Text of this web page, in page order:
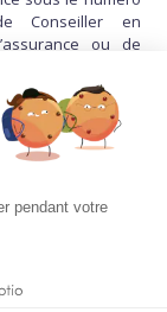
Conseiller en
ou de
auprès de La
des Marchés
et de La
– Garantie
police
Assurances
n° CPI
Ile-de-France –
–Mentions légales
pendant votre